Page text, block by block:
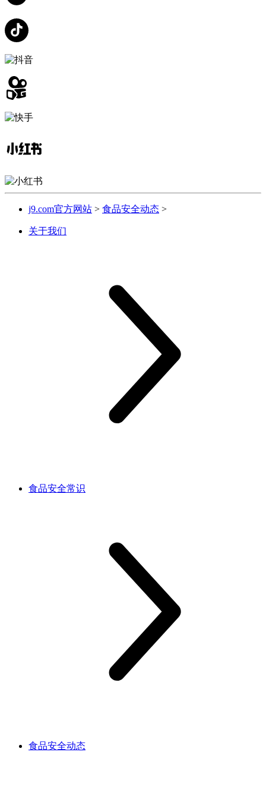
j9.com官方网站 > 食品安全动态 >
关于我们
食品安全常识
食品安全动态